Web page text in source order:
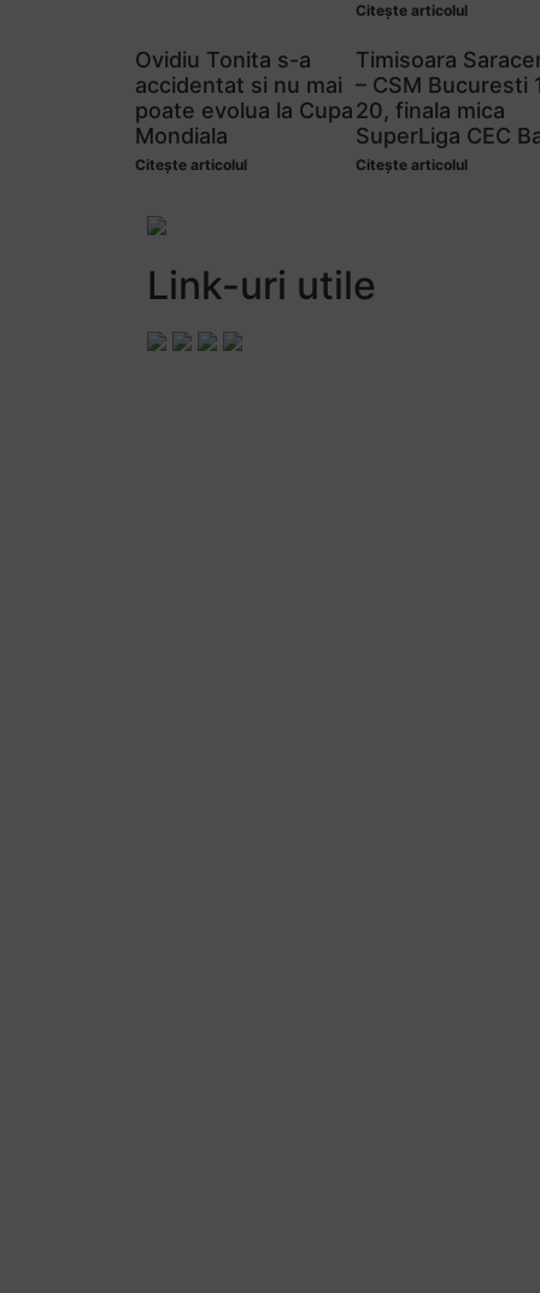
Citește articolul
Ovidiu Tonita s-a
accidentat si nu mai
poate evolua la Cupa
Mondiala
Citește articolul
Timisoara
– CSM Bucuresti
20, finala mica
SuperLiga CEC
Citește articolul
Link-uri utile